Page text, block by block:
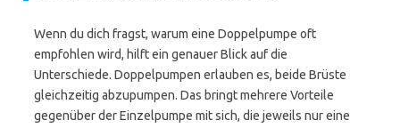
Wenn du dich fragst, warum eine Doppelpumpe oft
empfohlen wird, hilft ein genauer Blick auf die
Unterschiede. Doppelpumpen erlauben es, beide Brüste
gleichzeitig abzupumpen. Das bringt mehrere Vorteile
gegenüber der Einzelpumpe mit sich, die jeweils nur eine